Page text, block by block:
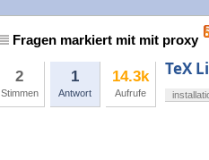
Fragen markiert mit mit proxy
2
Stimmen
1
Antwort
14.3k
Aufrufe
TeX